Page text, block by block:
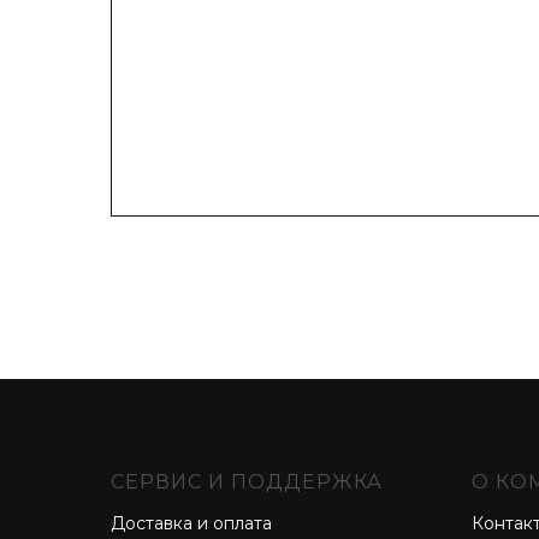
СЕРВИС И ПОДДЕРЖКА
Доставка и оплата
О